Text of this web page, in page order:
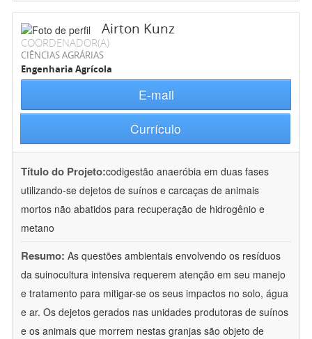
Airton Kunz
COORDENADOR(A)
CIÊNCIAS AGRÁRIAS
Engenharia Agrícola
E-mail
Currículo
Título do Projeto:codigestão anaeróbia em duas fases
utilizando-se dejetos de suínos e carcaças de animais
mortos não abatidos para recuperação de hidrogênio e
metano
Resumo: As questões ambientais envolvendo os resíduos
da suinocultura intensiva requerem atenção em seu manejo
e tratamento para mitigar-se os seus impactos no solo, água
e ar. Os dejetos gerados nas unidades produtoras de suínos
e os animais que morrem nestas granjas são objeto de